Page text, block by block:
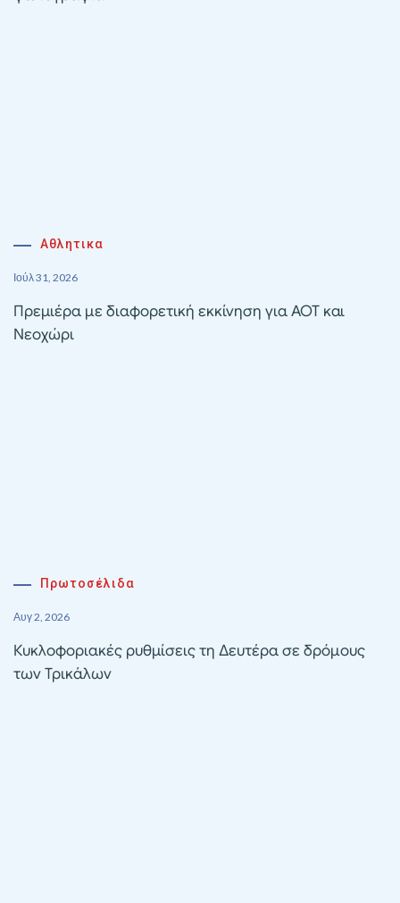
Αθλητικα
Ιούλ 31, 2026
Πρεμιέρα με διαφορετική εκκίνηση για ΑΟΤ και
Νεοχώρι
Πρωτοσέλιδα
Αυγ 2, 2026
Κυκλοφοριακές ρυθμίσεις τη Δευτέρα σε δρόμους
των Τρικάλων